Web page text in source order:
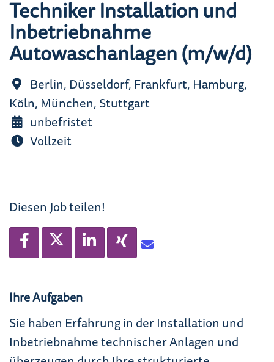
Techniker Installation und
Inbetriebnahme
Autowaschanlagen (m/w/d)
Berlin, Düsseldorf, Frankfurt, Hamburg,
Köln, München, Stuttgart
unbefristet
Vollzeit
Diesen Job teilen!
Ihre Aufgaben
Sie haben Erfahrung in der Installation und
Inbetriebnahme technischer Anlagen und